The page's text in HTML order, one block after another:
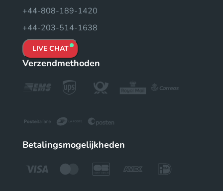
+44-808-189-1420
+44-203-514-1638
LIVE CHAT
Verzendmethoden
Betalingsmogelijkheden